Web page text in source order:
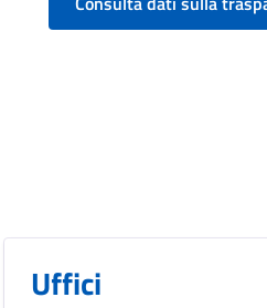
Uffici